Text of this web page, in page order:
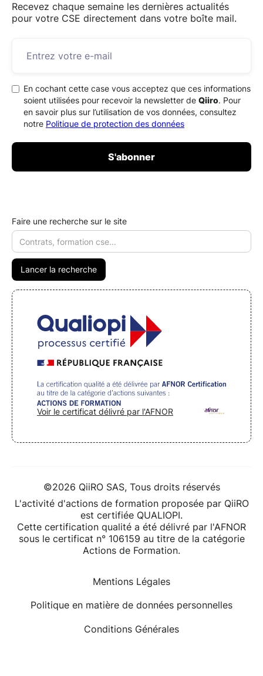
Recevez chaque semaine les dernières actualités
pour votre CSE directement dans votre boîte mail.
En cochant cette case vous acceptez que ces informations
soient utilisées pour recevoir la newsletter de Qiiro. Pour
en savoir plus sur l’utilisation de vos données, consultez
notre Politique de protection des données
Faire une recherche sur le site
Voir le certificat délivré par l'AFNOR
©2026 QiiRO SAS, Tous droits réservés
L'activité d'actions de formation proposée par QiiRO
est certifiée QUALIOPI.
Cette certification qualité a été délivré par l'AFNOR
sous le certificat n° 106159 au titre de la catégorie
Actions de Formation.
Mentions Légales
Politique en matière de données personnelles
Conditions Générales